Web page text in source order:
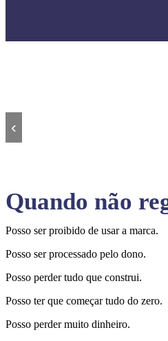
‹
Quando não
Posso ser proibido de usar a marca.
Posso ser processado pelo dono.
Posso perder tudo que construi.
Posso ter que começar tudo do zero.
Posso perder muito dinheiro.